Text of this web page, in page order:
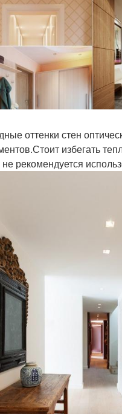
оттенки стен
избегать
рекомендуется